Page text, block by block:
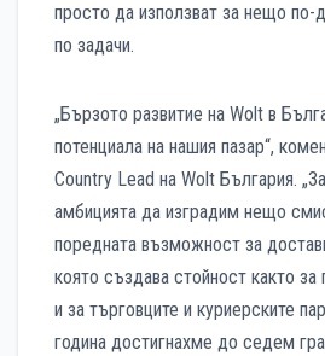
просто да използват за нещо по-
по задачи.
„Бързото развитие на Wolt в
потенциала на нашия пазар“,
Country Lead на Wolt България.
амбицията да изградим нещо
поредната възможност за
която създава стойност както за
и за търговците и куриерските
година достигнахме до седем